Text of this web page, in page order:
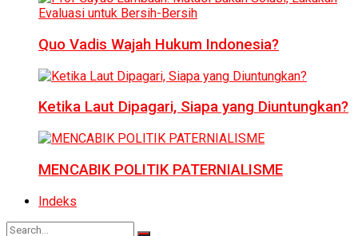
Quo Vadis Wajah Hukum Indonesia?
Ketika Laut Dipagari, Siapa yang Diuntungkan?
MENCABIK POLITIK PATERNIALISME
Indeks